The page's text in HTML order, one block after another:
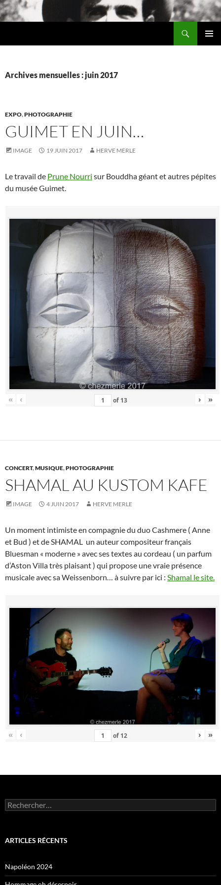
Aller
au
Archives mensuelles : juin 2017
EXPO,PHOTOGRAPHIE
GUIMET EN JUIN…
IMAGE 19 JUIN 2017 HERVE MERLE
Le travail de Prune Nourri sur Bouddha géant et autres pépites
du musée Guimet.
« ‹ of 13 › »
CONCERT,MUSIQUE,PHOTOGRAPHIE
SHAMAL AU KUSTOM KAFE
IMAGE 4 JUIN 2017 HERVE MERLE
Un moment intimiste en compagnie du duo Cashmere ( Anne
et Bud ) et de SHAMAL un auteur compositeur français
Bluesman « moderne » avec ses textes au cordeau ( un parfum
d’Aston Villa très plaisant ) qui propose une vraie présence
musicale avec sa Weissenborn… à suivre par ici : Shamal le site.
« ‹ of 12 › »
Rechercher :
ARTICLES RÉCENTS
Napoléon 2024